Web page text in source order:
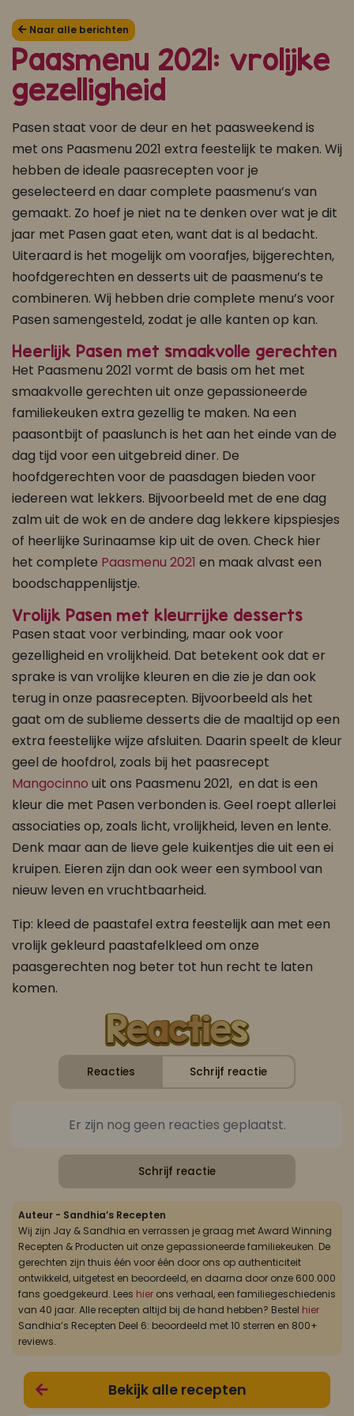
Koop ons bestseller kookboek
Ofklik hierom je aan te melden voor Mijn Kookboek.
Naar alle berichten
Paasmenu 2021: vrolijke
gezelligheid
Pasen staat voor de deur en het paasweekend is
met ons Paasmenu 2021 extra feestelijk te maken. Wij
hebben de ideale paasrecepten voor je
geselecteerd en daar complete paasmenu’s van
gemaakt. Zo hoef je niet na te denken over wat je dit
jaar met Pasen gaat eten, want dat is al bedacht.
Uiteraard is het mogelijk om voorafjes, bijgerechten,
hoofdgerechten en desserts uit de paasmenu’s te
combineren. Wij hebben drie complete menu’s voor
Pasen samengesteld, zodat je alle kanten op kan.
Heerlijk Pasen met smaakvolle gerechten
Het Paasmenu 2021 vormt de basis om het met
smaakvolle gerechten uit onze gepassioneerde
familiekeuken extra gezellig te maken. Na een
paasontbijt of paaslunch is het aan het einde van de
dag tijd voor een uitgebreid diner. De
hoofdgerechten voor de paasdagen bieden voor
iedereen wat lekkers. Bijvoorbeeld met de ene dag
zalm uit de wok en de andere dag lekkere kipspiesjes
of heerlijke Surinaamse kip uit de oven. Check hier
het complete Paasmenu 2021 en maak alvast een
boodschappenlijstje.
Vrolijk Pasen met kleurrijke desserts
Pasen staat voor verbinding, maar ook voor
gezelligheid en vrolijkheid. Dat betekent ook dat er
sprake is van vrolijke kleuren en die zie je dan ook
terug in onze paasrecepten. Bijvoorbeeld als het
gaat om de sublieme desserts die de maaltijd op een
extra feestelijke wijze afsluiten. Daarin speelt de kleur
geel de hoofdrol, zoals bij het paasrecept
Mangocinno uit ons Paasmenu 2021, en dat is een
kleur die met Pasen verbonden is. Geel roept allerlei
associaties op, zoals licht, vrolijkheid, leven en lente.
Denk maar aan de lieve gele kuikentjes die uit een ei
kruipen. Eieren zijn dan ook weer een symbool van
nieuw leven en vruchtbaarheid.
Tip: kleed de paastafel extra feestelijk aan met een
vrolijk gekleurd paastafelkleed om onze
paasgerechten nog beter tot hun recht te laten
komen.
Reacties Schrijf reactie
Er zijn nog geen reacties geplaatst.
Schrijf reactie
Auteur - Sandhia’s Recepten
Wij zijn Jay & Sandhia en verrassen je graag met Award Winning
Recepten & Producten uit onze gepassioneerde familiekeuken. De
gerechten zijn thuis één voor één door ons op authenticiteit
ontwikkeld, uitgetest en beoordeeld, en daarna door onze 600.000
fans goedgekeurd. Lees hier ons verhaal, een familiegeschiedenis
van 40 jaar. Alle recepten altijd bij de hand hebben? Bestel hier
Sandhia’s Recepten Deel 6: beoordeeld met 10 sterren en 800+
reviews.
Bekijk alle recepten